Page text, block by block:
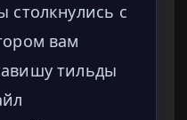
столкнулись с
вам
тильды